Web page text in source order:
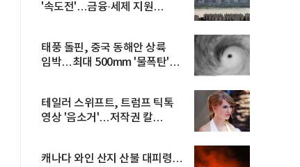
'속도전'…금융·세제 지원
태풍 돌핀, 중국 동해안 상륙
임박…최대 500mm '물폭탄'
테일러 스위프트, 트럼프 틱톡
영상 '음소거'…저작권 칼
캐나다 와인 산지 산불 대피령…